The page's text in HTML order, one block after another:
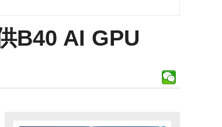
B40 AI GPU